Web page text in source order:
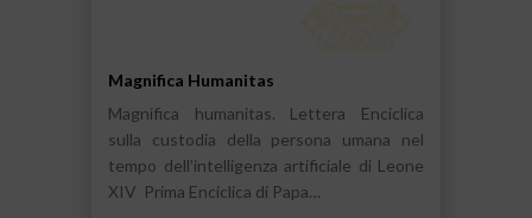
Magnifica Humanitas
Magnifica humanitas. Lettera Enciclica
sulla custodia della persona umana nel
tempo dell’intelligenza artificiale di Leone
XIV Prima Enciclica di Papa…